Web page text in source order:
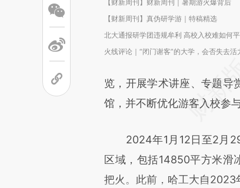
【财新周刊】财新周刊｜暑期游火爆背后
【财新周刊】真伪研学游｜特稿精选
北大通报研学团违规牟利 高校入校难如何平
火线评论｜“闭门谢客”的大学，会否失去活
览，开展学术讲座、专题导
馆，并不断优化游客入校参
2024年1月12日至2月29
区域，包括14850平方米滑
把火。此前，哈工大自2023